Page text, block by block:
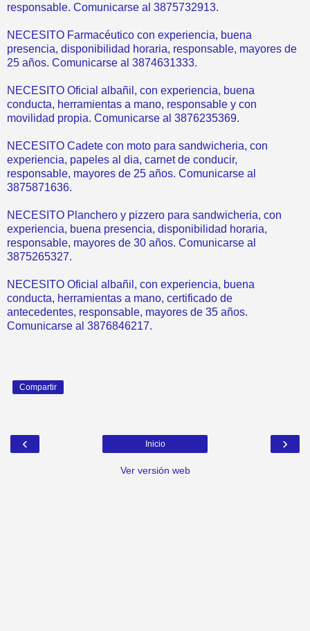
responsable. Comunicarse al 3875732913.
NECESITO Farmacéutico con experiencia, buena
presencia, disponibilidad horaria, responsable, mayores de
25 años. Comunicarse al 3874631333.
NECESITO Oficial albañil, con experiencia, buena
conducta, herramientas a mano, responsable y con
movilidad propia. Comunicarse al 3876235369.
NECESITO Cadete con moto para sandwicheria, con
experiencia, papeles al dia, carnet de conducir,
responsable, mayores de 25 años. Comunicarse al
3875871636.
NECESITO Planchero y pizzero para sandwicheria, con
experiencia, buena presencia, disponibilidad horaria,
responsable, mayores de 30 años. Comunicarse al
3875265327.
NECESITO Oficial albañil, con experiencia, buena
conducta, herramientas a mano, certificado de
antecedentes, responsable, mayores de 35 años.
Comunicarse al 3876846217.
Compartir
‹ ›
Inicio
Ver versión web